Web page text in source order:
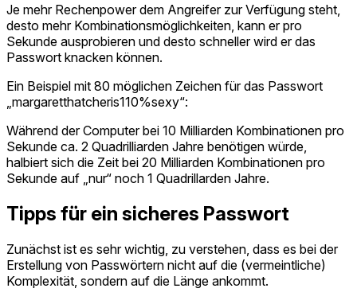
Je mehr Rechenpower dem Angreifer zur Verfügung steht,
desto mehr Kombinationsmöglichkeiten, kann er pro
Sekunde ausprobieren und desto schneller wird er das
Passwort knacken können.
Ein Beispiel mit 80 möglichen Zeichen für das Passwort
„margaretthatcheris110%sexy“:
Während der Computer bei 10 Milliarden Kombinationen pro
Sekunde ca. 2 Quadrilliarden Jahre benötigen würde,
halbiert sich die Zeit bei 20 Milliarden Kombinationen pro
Sekunde auf „nur“ noch 1 Quadrillarden Jahre.
Tipps für ein sicheres Passwort
Zunächst ist es sehr wichtig, zu verstehen, dass es bei der
Erstellung von Passwörtern nicht auf die (vermeintliche)
Komplexität, sondern auf die Länge ankommt.